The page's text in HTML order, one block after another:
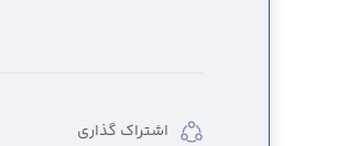
اشتراک گذاری